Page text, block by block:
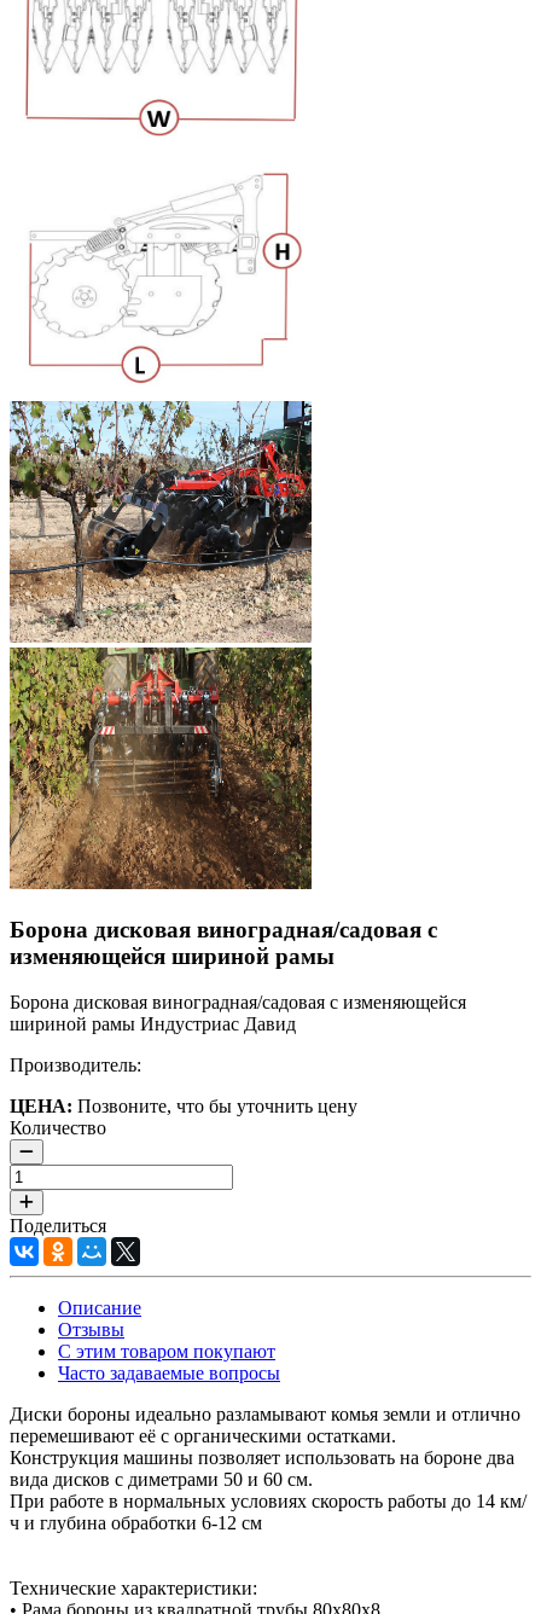
Борона дисковая виноградная/садовая с
изменяющейся шириной рамы
Борона дисковая виноградная/садовая с изменяющейся
шириной рамы Индустриас Давид
Производитель:
ЦЕНА: Позвоните, что бы уточнить цену
Количество
Поделиться
Описание
Отзывы
С этим товаром покупают
Часто задаваемые вопросы
Диски бороны идеально разламывают комья земли и отлично
перемешивают её с органическими остатками.
Конструкция машины позволяет использовать на бороне два
вида дисков с диметрами 50 и 60 см.
При работе в нормальных условиях скорость работы до 14 км/
ч и глубина обработки 6-12 см
Технические характеристики: